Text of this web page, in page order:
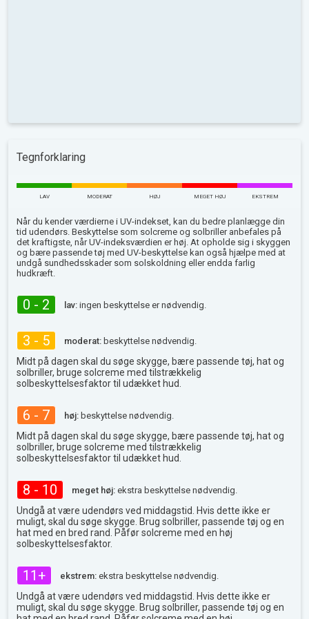
Tegnforklaring
LAV MODERAT HØJ MEGET HØJ EKSTREM
Når du kender værdierne i UV-indekset, kan du bedre planlægge din
tid udendørs. Beskyttelse som solcreme og solbriller anbefales på
det kraftigste, når UV-indeksværdien er høj. At opholde sig i skyggen
og bære passende tøj med UV-beskyttelse kan også hjælpe med at
undgå sundhedsskader som solskoldning eller endda farlig
hudkræft.
0 - 2 lav: ingen beskyttelse er nødvendig.
3 - 5 moderat: beskyttelse nødvendig.
Midt på dagen skal du søge skygge, bære passende tøj, hat og
solbriller, bruge solcreme med tilstrækkelig
solbeskyttelsesfaktor til udækket hud.
6 - 7 høj: beskyttelse nødvendig.
Midt på dagen skal du søge skygge, bære passende tøj, hat og
solbriller, bruge solcreme med tilstrækkelig
solbeskyttelsesfaktor til udækket hud.
8 - 10 meget høj: ekstra beskyttelse nødvendig.
Undgå at være udendørs ved middagstid. Hvis dette ikke er
muligt, skal du søge skygge. Brug solbriller, passende tøj og en
hat med en bred rand. Påfør solcreme med en høj
solbeskyttelsesfaktor.
11+ ekstrem: ekstra beskyttelse nødvendig.
Undgå at være udendørs ved middagstid. Hvis dette ikke er
muligt, skal du søge skygge. Brug solbriller, passende tøj og en